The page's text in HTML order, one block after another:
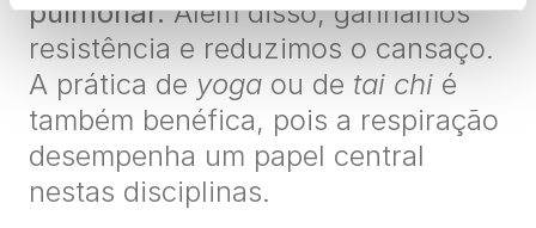
pulmonar.Além disso, ganhamos
resistência e reduzimos o cansaço.
A prática de yoga ou de tai chi é
também benéfica, pois a respiração
desempenha um papel central
nestas disciplinas.